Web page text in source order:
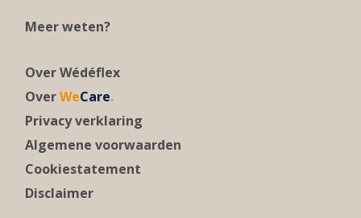
Meer weten?
Over Wédéflex
OverWeCare.
Privacy verklaring
Algemene voorwaarden
Cookiestatement
Disclaimer